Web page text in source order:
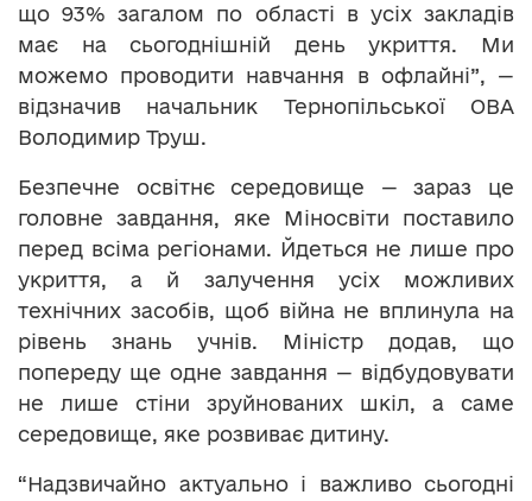
що 93% загалом по області в усіх закладів
має на сьогоднішній день укриття. Ми
можемо проводити навчання в офлайні”, —
відзначив начальник Тернопільської ОВА
Володимир Труш.
Безпечне освітнє середовище — зараз це
головне завдання, яке Міносвіти поставило
перед всіма регіонами. Йдеться не лише про
укриття, а й залучення усіх можливих
технічних засобів, щоб війна не вплинула на
рівень знань учнів. Міністр додав, що
попереду ще одне завдання — відбудовувати
не лише стіни зруйнованих шкіл, а саме
середовище, яке розвиває дитину.
“Надзвичайно актуально і важливо сьогодні